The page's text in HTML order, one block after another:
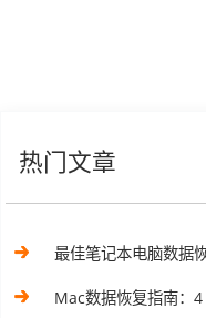
热门文章
最佳笔记本电脑数据
Mac数据恢复指南：